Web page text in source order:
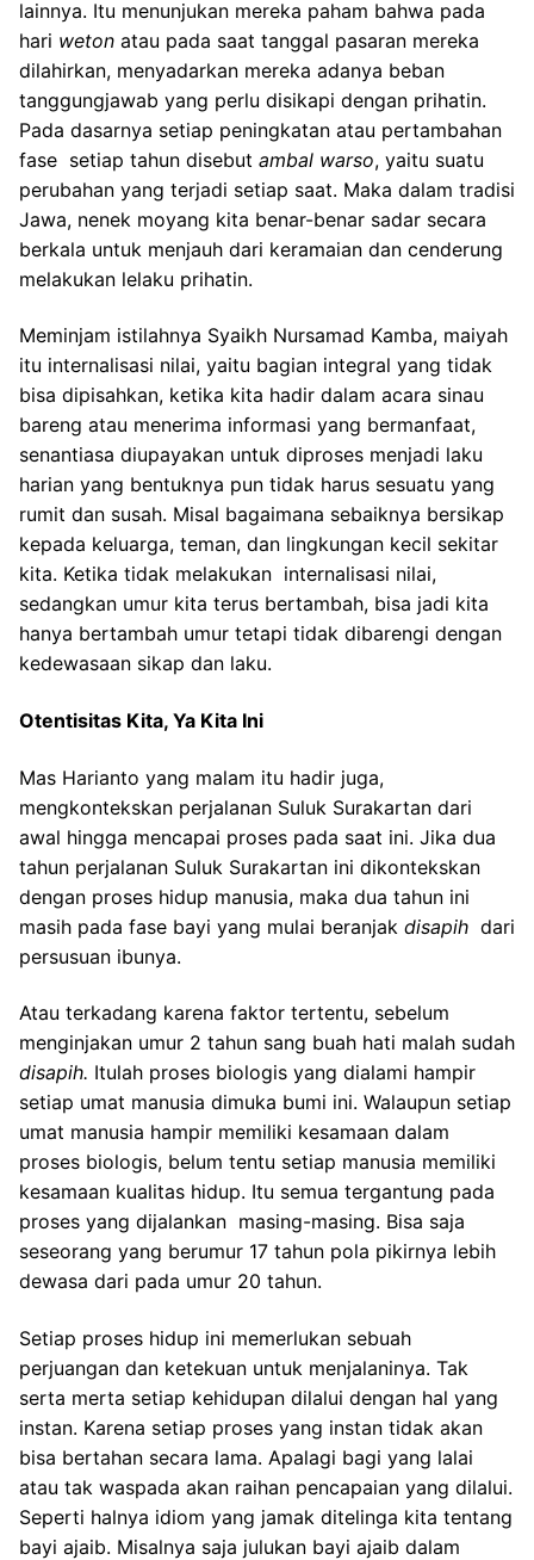
lainnya. Itu menunjukan mereka paham bahwa pada
hari weton atau pada saat tanggal pasaran mereka
dilahirkan, menyadarkan mereka adanya beban
tanggungjawab yang perlu disikapi dengan prihatin.
Pada dasarnya setiap peningkatan atau pertambahan
fase setiap tahun disebut ambal warso, yaitu suatu
perubahan yang terjadi setiap saat. Maka dalam tradisi
Jawa, nenek moyang kita benar-benar sadar secara
berkala untuk menjauh dari keramaian dan cenderung
melakukan lelaku prihatin.
Meminjam istilahnya Syaikh Nursamad Kamba, maiyah
itu internalisasi nilai, yaitu bagian integral yang tidak
bisa dipisahkan, ketika kita hadir dalam acara sinau
bareng atau menerima informasi yang bermanfaat,
senantiasa diupayakan untuk diproses menjadi laku
harian yang bentuknya pun tidak harus sesuatu yang
rumit dan susah. Misal bagaimana sebaiknya bersikap
kepada keluarga, teman, dan lingkungan kecil sekitar
kita. Ketika tidak melakukan internalisasi nilai,
sedangkan umur kita terus bertambah, bisa jadi kita
hanya bertambah umur tetapi tidak dibarengi dengan
kedewasaan sikap dan laku.
Otentisitas Kita, Ya Kita Ini
Mas Harianto yang malam itu hadir juga,
mengkontekskan perjalanan Suluk Surakartan dari
awal hingga mencapai proses pada saat ini. Jika dua
tahun perjalanan Suluk Surakartan ini dikontekskan
dengan proses hidup manusia, maka dua tahun ini
masih pada fase bayi yang mulai beranjak disapih dari
persusuan ibunya.
Atau terkadang karena faktor tertentu, sebelum
menginjakan umur 2 tahun sang buah hati malah sudah
disapih. Itulah proses biologis yang dialami hampir
setiap umat manusia dimuka bumi ini. Walaupun setiap
umat manusia hampir memiliki kesamaan dalam
proses biologis, belum tentu setiap manusia memiliki
kesamaan kualitas hidup. Itu semua tergantung pada
proses yang dijalankan masing-masing. Bisa saja
seseorang yang berumur 17 tahun pola pikirnya lebih
dewasa dari pada umur 20 tahun.
Setiap proses hidup ini memerlukan sebuah
perjuangan dan ketekuan untuk menjalaninya. Tak
serta merta setiap kehidupan dilalui dengan hal yang
instan. Karena setiap proses yang instan tidak akan
bisa bertahan secara lama. Apalagi bagi yang lalai
atau tak waspada akan raihan pencapaian yang dilalui.
Seperti halnya idiom yang jamak ditelinga kita tentang
bayi ajaib. Misalnya saja julukan bayi ajaib dalam